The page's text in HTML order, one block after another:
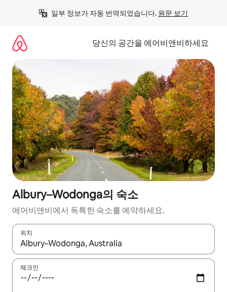
일부 정보가 자동 번역되었습니다. 원문 보기
당신의 공간을 에어비앤비하세요
Albury–Wodonga의 숙소
에어비앤비에서 독특한 숙소를 예약하세요.
위치
결과가 나오면 위·아래 화살표 키를 사용하거나 터치 또는 스와이
체크인